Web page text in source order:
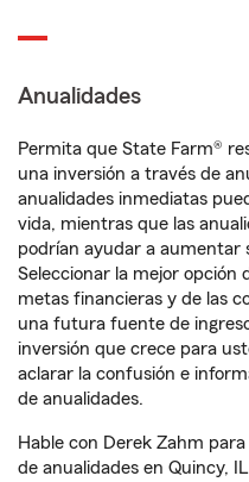
Anualidades
Permita que State Farm®
una inversión a través de
anualidades inmediatas
vida, mientras que las
podrían ayudar a aumentar
Seleccionar la mejor opción
metas financieras y de las
una futura fuente de
inversión que crece para
aclarar la confusión e
de anualidades.
Hable con Derek Zahm
de anualidades en Quincy,